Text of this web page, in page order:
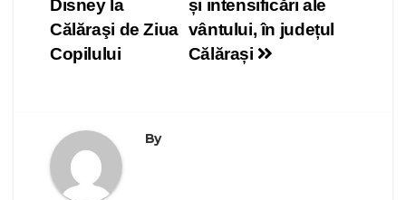
articole
și intensificări ale
vântului, în județul
Călărași
Disney la
Călăraşi de Ziua
Copilului
By